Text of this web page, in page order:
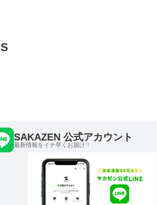
SAKAZEN 公式アカウント
最新情報をイチ早くお届け！